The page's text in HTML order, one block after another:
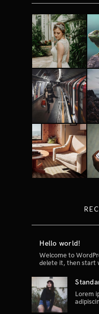
Hello world!
Welcome to
delete it, then start
Lorem